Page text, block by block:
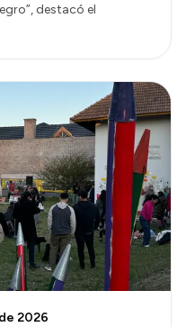
destacó el
2026